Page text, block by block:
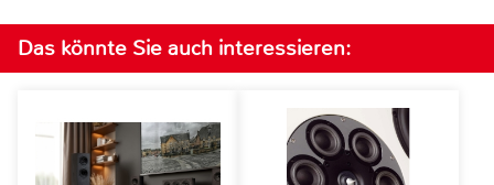
Das könnte Sie auch interessieren: